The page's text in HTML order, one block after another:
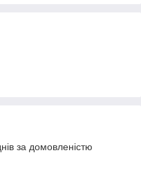
за домовленістю